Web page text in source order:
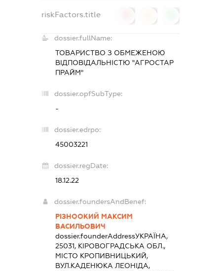
riskFactors.title
dossier.fullName:
ТОВАРИСТВО З ОБМЕЖЕНОЮ
ВІДПОВІДАЛЬНІСТЮ "АГРОСТАР
ПРАЙМ"
dossier.opfSubType:
-
dossier.edrpo:
45003221
dossier.regDate:
18.12.22
dossier.foundersAndBenef:
РІЗНООКИЙ МАКСИМ
ВАСИЛЬОВИЧ
dossier.founderAddressУКРАЇНА,
25031, КІРОВОГРАДСЬКА ОБЛ.,
МІСТО КРОПИВНИЦЬКИЙ,
ВУЛ.КАДЕНЮКА ЛЕОНІДА,